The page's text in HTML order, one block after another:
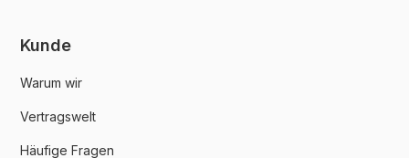
Kunde
Warum wir
Vertragswelt
Häufige Fragen